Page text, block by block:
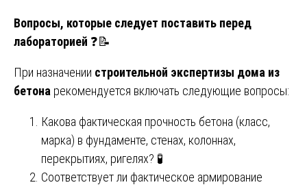
Вопросы, которые следует поставить перед
лабораторией ❓📝
При назначении строительной экспертизы дома из
бетона рекомендуется включать следующие вопросы:
Какова фактическая прочность бетона (класс,
марка) в фундаменте, стенах, колоннах,
перекрытиях, ригелях? 🧪
Соответствует ли фактическое армирование